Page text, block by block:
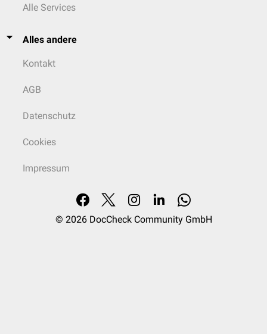
Alle Services
Alles andere
Kontakt
AGB
Datenschutz
Cookies
Impressum
© 2026 DocCheck Community GmbH